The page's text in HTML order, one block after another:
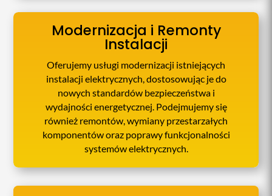
Modernizacja i Remonty
Instalacji
Oferujemy usługi modernizacji istniejących
instalacji elektrycznych, dostosowując je do
nowych standardów bezpieczeństwa i
wydajności energetycznej. Podejmujemy się
również remontów, wymiany przestarzałych
komponentów oraz poprawy funkcjonalności
systemów elektrycznych.